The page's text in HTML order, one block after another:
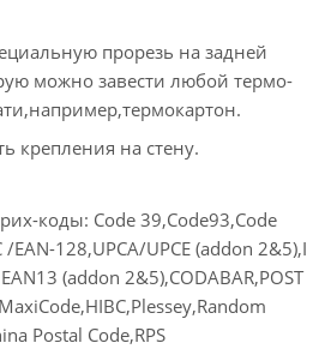
прорезь на задней
можно завести любой термо-
крепления на стену.
коды: Code 39,Code93,Code
/EAN-128,UPCA/UPCE (addon 2&5),I
(addon 2&5),CODABAR,POST
Postal Code,RPS